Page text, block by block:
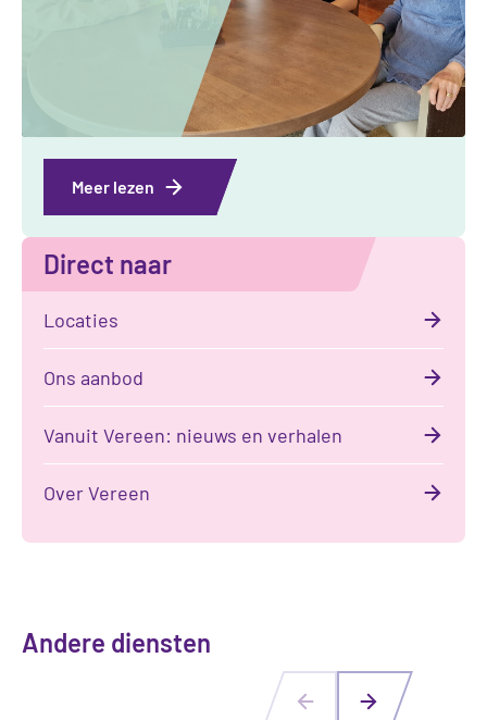
Meer lezen
Direct naar
Locaties
Ons aanbod
Vanuit Vereen: nieuws en verhalen
Over Vereen
Andere diensten